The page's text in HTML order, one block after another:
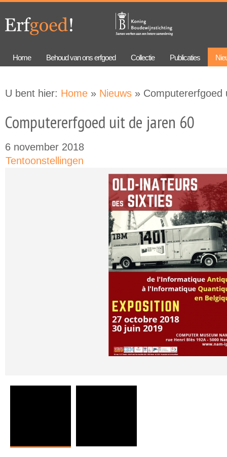
gaan
navigation
Home Behoud van ons erfgoed Collectie Publicaties
U bent hier: Home » Nieuws » Computererfgoed
Computererfgoed uit de jaren 60
6 november 2018
Tentoonstellingen